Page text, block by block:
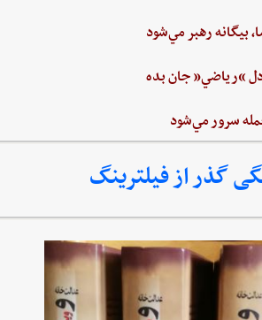
بيگانه‌ رهبر مي‌شود
“رياضي”‌ جان ‌بده‌
سرور مي‌شود
گذر از فیلترینگ